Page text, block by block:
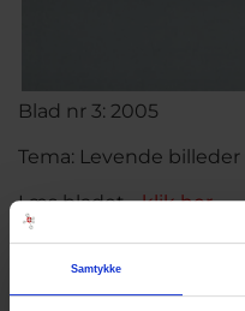
Samtykke
Blad nr 3: 2005
Tema: Levende billeder
Læs bladet -klik her